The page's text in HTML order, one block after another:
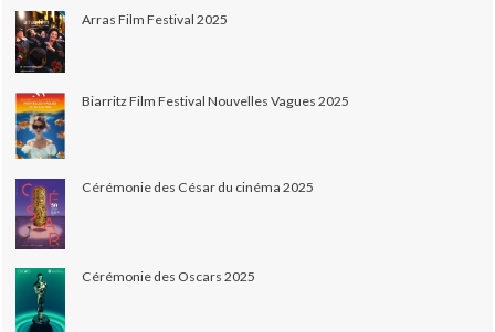
Arras Film Festival 2025
Biarritz Film Festival Nouvelles Vagues 2025
Cérémonie des César du cinéma 2025
Cérémonie des Oscars 2025